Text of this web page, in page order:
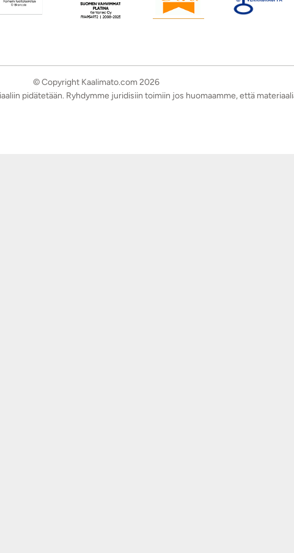
© Copyright Kaalimato.com 2026
pidätetään. Ryhdymme juridisiin toimiin jos huomaamme, että